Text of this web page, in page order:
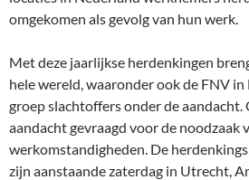
omgekomen als gevolg van hun werk.
Met deze jaarlijkse herdenkingen
hele wereld, waaronder ook de FNV
groep slachtoffers onder de aandacht.
aandacht gevraagd voor de noodzaak
werkomstandigheden. De
zijn aanstaande zaterdag in Utrecht,